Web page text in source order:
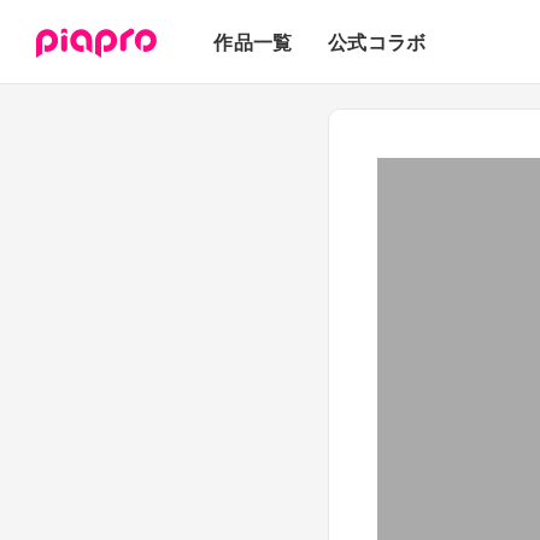
作品一覧
3Dモデル
公式コラボ